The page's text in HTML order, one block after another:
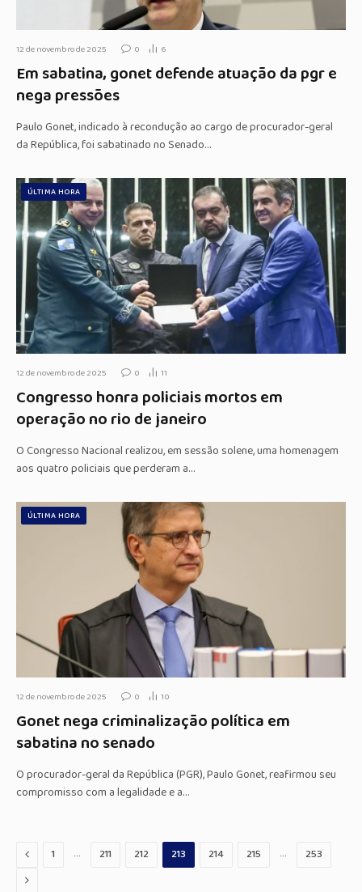
12 de novembro de 2025 0 6
Em sabatina, gonet defende atuação da pgr e
nega pressões
Paulo Gonet, indicado à recondução ao cargo de procurador-geral
da República, foi sabatinado no Senado…
ÚLTIMA HORA
12 de novembro de 2025 0 11
Congresso honra policiais mortos em
operação no rio de janeiro
O Congresso Nacional realizou, em sessão solene, uma homenagem
aos quatro policiais que perderam a…
ÚLTIMA HORA
12 de novembro de 2025 0 10
Gonet nega criminalização política em
sabatina no senado
O procurador-geral da República (PGR), Paulo Gonet, reafirmou seu
compromisso com a legalidade e a…
Anterior
1 … 211 212 213 214 215 … 253
Proximo